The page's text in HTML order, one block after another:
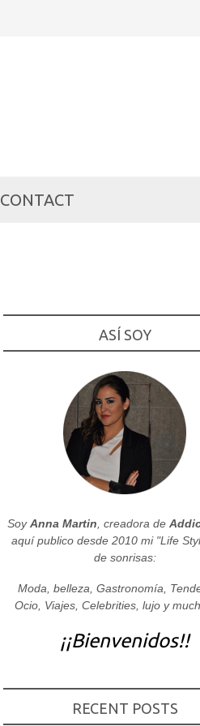
CONTACT
ASÍ SOY
SoyAnna Martin , creadora de
aquí publico desde 2010 mi "Life
de sonrisas:
Moda, belleza, Gastronomía,
Ocio, Viajes, Celebrities, lujo y
¡¡Bienvenidos!!
RECENT POSTS